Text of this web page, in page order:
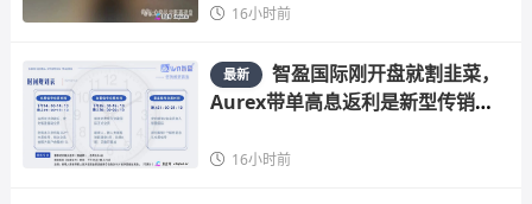
16小时前
最新
智盈国际刚开盘就割韭菜，
Aurex带单高息返利是新型传销陷
16小时前